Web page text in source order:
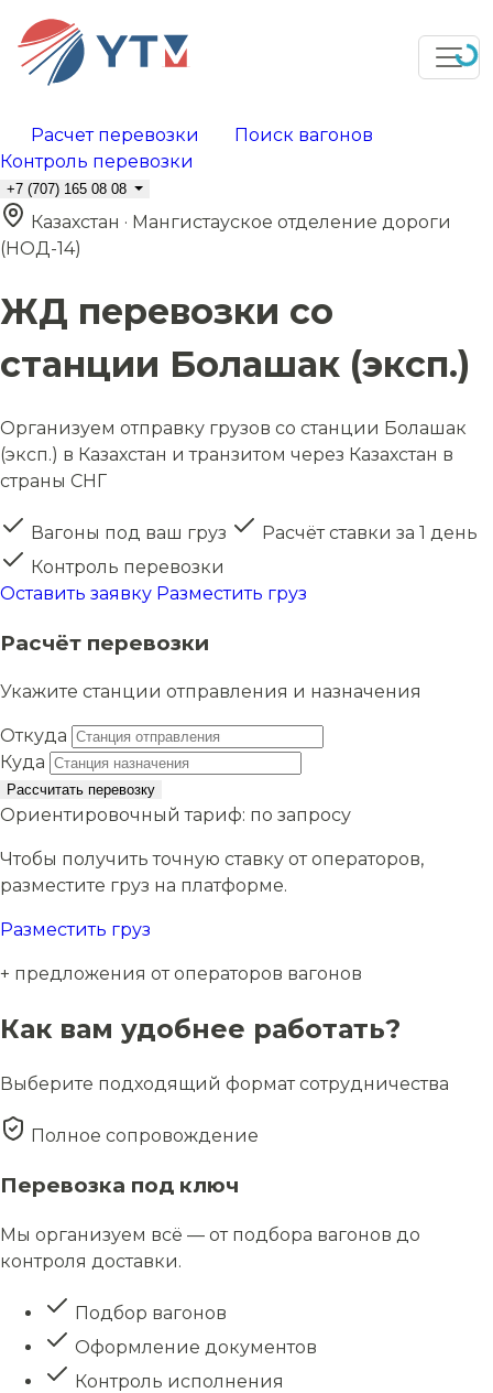
Расчет перевозки
Поиск вагонов
Контроль перевозки
+7 (707) 165 08 08
Казахстан · Мангистауское отделение дороги
(НОД-14)
ЖД перевозки со
станции Болашак (эксп.)
Организуем отправку грузов со станции Болашак
(эксп.) в Казахстан и транзитом через Казахстан в
страны СНГ
Вагоны под ваш груз
Расчёт ставки за 1 день
Контроль перевозки
Оставить заявку Разместить груз
Расчёт перевозки
Укажите станции отправления и назначения
Откуда
Куда
Рассчитать перевозку
Ориентировочный тариф: по запросу
Чтобы получить точную ставку от операторов,
разместите груз на платформе.
Разместить груз
+ предложения от операторов вагонов
Как вам удобнее работать?
Выберите подходящий формат сотрудничества
Полное сопровождение
Перевозка под ключ
Мы организуем всё — от подбора вагонов до
контроля доставки.
Подбор вагонов
Оформление документов
Контроль исполнения